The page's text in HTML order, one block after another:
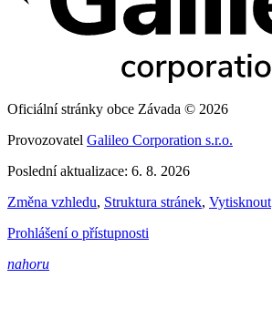
Oficiální stránky obce Závada © 2026
Provozovatel Galileo Corporation s.r.o.
Poslední aktualizace: 6. 8. 2026
Změna vzhledu, Struktura stránek, Vytisknout
Prohlášení o přístupnosti
nahoru